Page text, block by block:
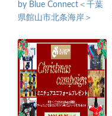
by Blue Connect＜千葉
県館山市北条海岸＞